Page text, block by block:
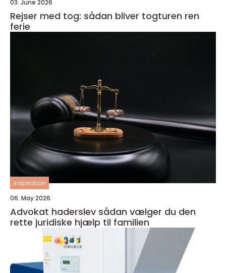
03. June 2026
Rejser med tog: sådan bliver togturen ren
ferie
inspiration
06. May 2026
Advokat haderslev sådan vælger du den
rette juridiske hjælp til familien